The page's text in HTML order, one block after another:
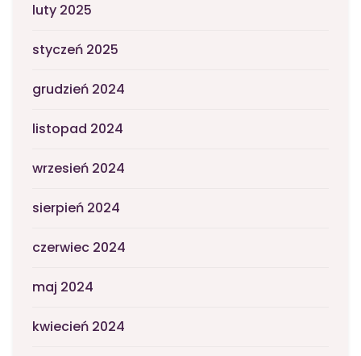
luty 2025
styczeń 2025
grudzień 2024
listopad 2024
wrzesień 2024
sierpień 2024
czerwiec 2024
maj 2024
kwiecień 2024